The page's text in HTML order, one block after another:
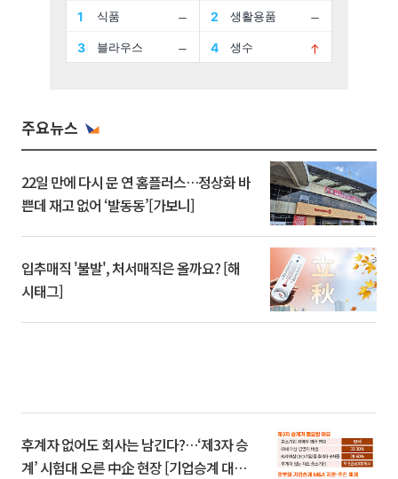
주요뉴스
22일 만에 다시 문 연 홈플러스…정상화 바
쁜데 재고 없어 ‘발동동’[가보니]
입추매직 '불발', 처서매직은 올까요? [해
시태그]
후계자 없어도 회사는 남긴다?…‘제3자 승
계’ 시험대 오른 中企 현장 [기업승계 대전